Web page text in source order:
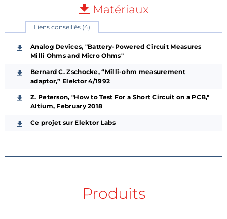
Matériaux
Liens conseillés (4)
Analog Devices, "Battery-Powered Circuit Measures
Milli Ohms and Micro Ohms"
Bernard C. Zschocke, “Milli-ohm measurement
adaptor,” Elektor 4/1992
Z. Peterson, "How to Test For a Short Circuit on a PCB,"
Altium, February 2018
Ce projet sur Elektor Labs
Produits